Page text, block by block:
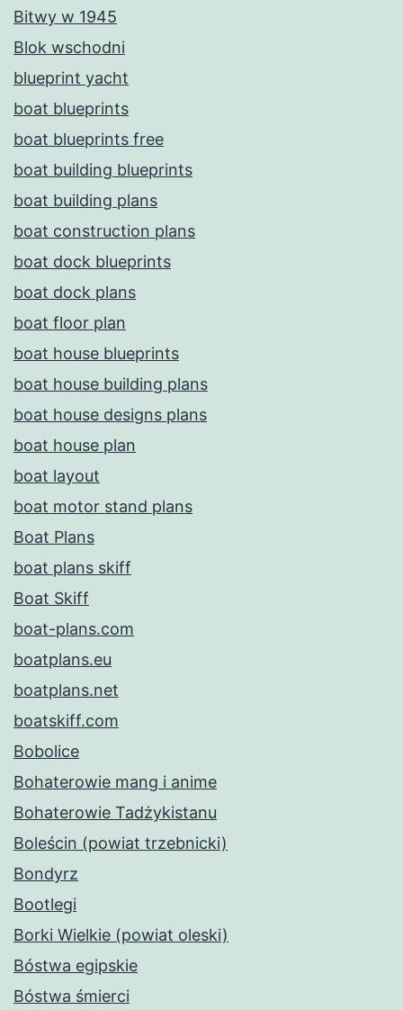
Bitwy w 1945
Blok wschodni
blueprint yacht
boat blueprints
boat blueprints free
boat building blueprints
boat building plans
boat construction plans
boat dock blueprints
boat dock plans
boat floor plan
boat house blueprints
boat house building plans
boat house designs plans
boat house plan
boat layout
boat motor stand plans
Boat Plans
boat plans skiff
Boat Skiff
boat-plans.com
boatplans.eu
boatplans.net
boatskiff.com
Bobolice
Bohaterowie mang i anime
Bohaterowie Tadżykistanu
Boleścin (powiat trzebnicki)
Bondyrz
Bootlegi
Borki Wielkie (powiat oleski)
Bóstwa egipskie
Bóstwa śmierci